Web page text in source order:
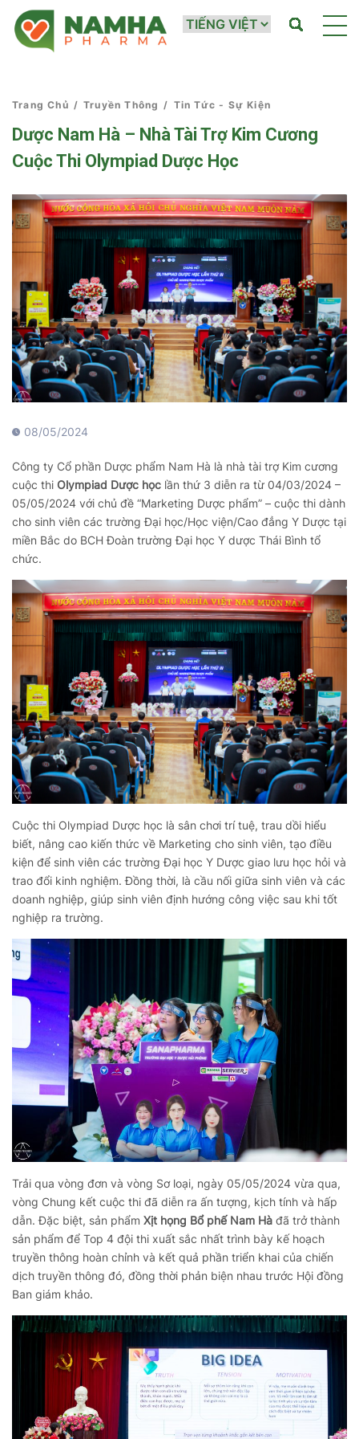
Trang Chủ / Truyền Thông / Tin Tức - Sự Kiện
Dược Nam Hà – Nhà Tài Trợ Kim Cương
Cuộc Thi Olympiad Dược Học
08/05/2024
Công ty Cổ phần Dược phẩm Nam Hà là nhà tài trợ Kim cương
cuộc thi Olympiad Dược học lần thứ 3 diễn ra từ 04/03/2024 –
05/05/2024 với chủ đề “Marketing Dược phẩm” – cuộc thi dành
cho sinh viên các trường Đại học/Học viện/Cao đẳng Y Dược tại
miền Bắc do BCH Đoàn trường Đại học Y dược Thái Bình tổ
chức.
Cuộc thi Olympiad Dược học là sân chơi trí tuệ, trau dồi hiểu
biết, nâng cao kiến thức về Marketing cho sinh viên, tạo điều
kiện để sinh viên các trường Đại học Y Dược giao lưu học hỏi và
trao đổi kinh nghiệm. Đồng thời, là cầu nối giữa sinh viên và các
doanh nghiệp, giúp sinh viên định hướng công việc sau khi tốt
nghiệp ra trường.
Trải qua vòng đơn và vòng Sơ loại, ngày 05/05/2024 vừa qua,
vòng Chung kết cuộc thi đã diễn ra ấn tượng, kịch tính và hấp
dẫn. Đặc biệt, sản phẩm Xịt họng Bổ phế Nam Hà đã trở thành
sản phẩm để Top 4 đội thi xuất sắc nhất trình bày kế hoạch
truyền thông hoàn chỉnh và kết quả phần triển khai của chiến
dịch truyền thông đó, đồng thời phản biện nhau trước Hội đồng
Ban giám khảo.